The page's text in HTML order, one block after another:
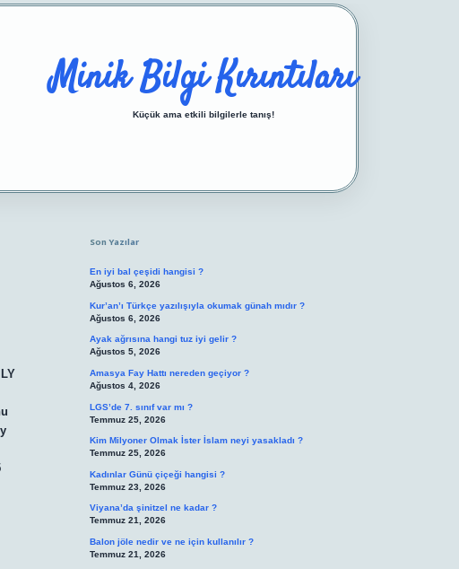
Minik Bilgi Kırıntıları
Küçük ama etkili bilgilerle tanış!
Son Yazılar
En iyi bal çeşidi hangisi ?
Ağustos 6, 2026
Kur’an’ı Türkçe yazılışıyla okumak günah mıdır ?
Ağustos 6, 2026
Ayak ağrısına hangi tuz iyi gelir ?
Ağustos 5, 2026
Amasya Fay Hattı nereden geçiyor ?
Ağustos 4, 2026
LGS’de 7. sınıf var mı ?
Temmuz 25, 2026
Kim Milyoner Olmak İster İslam neyi yasakladı ?
Temmuz 25, 2026
Kadınlar Günü çiçeği hangisi ?
Temmuz 23, 2026
Viyana’da şinitzel ne kadar ?
Temmuz 21, 2026
Balon jöle nedir ve ne için kullanılır ?
Temmuz 21, 2026